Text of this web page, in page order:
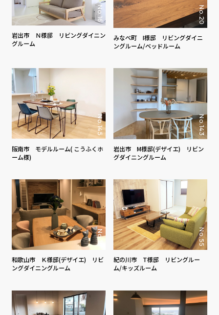
No.16
岩出市 Ｎ様邸 リビングダイニン
グルーム
No.20
みなべ町 I様邸 リビングダイニ
ングルーム/ベッドルーム
No.145
阪南市 モデルルーム( こうふくホ
ーム様)
No.143
岩出市 M様邸(デザイエ) リビン
グダイニングルーム
No.111
和歌山市 Ｋ様邸(デザイエ) リビ
ングダイニングルーム
No.55
紀の川市 T様邸 リビングルー
ム/キッズルーム